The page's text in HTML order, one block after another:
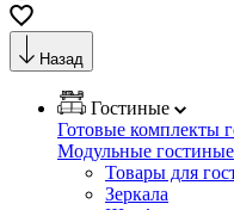
Назад
Гостиные
Готовые комплекты
Модульные гостиные
Товары для
Зеркала